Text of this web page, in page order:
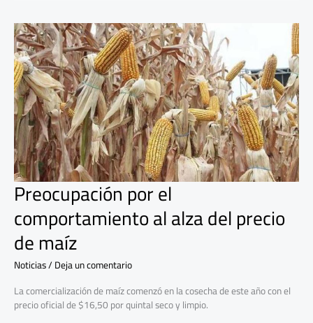
Preocupación por el
comportamiento al alza del precio
de maíz
Noticias/Deja un comentario
La comercialización de maíz comenzó en la cosecha de este año con el
precio oficial de $16,50 por quintal seco y limpio.
Preocupación
por
el
comportamiento
al
alza
del
precio
de
maíz